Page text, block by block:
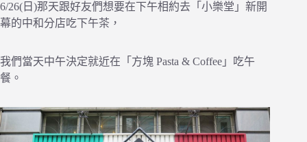
6/26(日)那天跟好友們想要在下午相約去「小樂堂」新開
幕的中和分店吃下午茶，
我們當天中午決定就近在「方塊 Pasta & Coffee」吃午
餐。